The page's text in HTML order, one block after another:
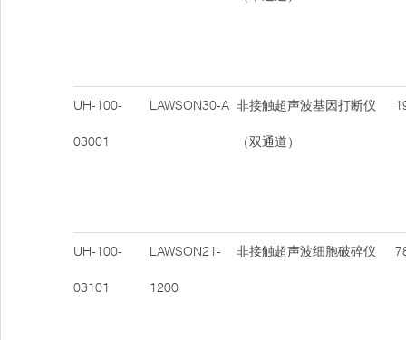
UH-100-
03001
LAWSON30-A 非接触超声波基因打断仪
（双通道）
UH-100-
03101
LAWSON21-
1200
非接触超声波细胞破碎仪